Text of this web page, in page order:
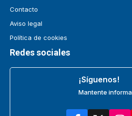
Contacto
Aviso legal
Política de cookies
Redes sociales
¡Síguenos!
Mantente